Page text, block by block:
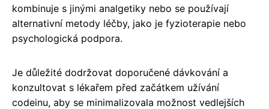
kombinuje s jinými analgetiky nebo se používají
alternativní metody léčby, jako je fyzioterapie nebo
psychologická podpora.
Je důležité dodržovat doporučené dávkování a
konzultovat s lékařem před začátkem užívání
codeinu, aby se minimalizovala možnost vedlejších